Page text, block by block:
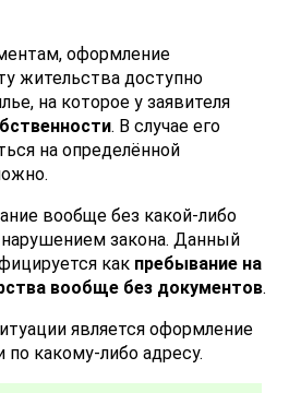
оформление
жительства доступно
на которое у заявителя
. В случае его
на определённой
вообще без какой-либо
нарушением закона. Данный
как пребывание на
вообще без документов.
является оформление
какому-либо адресу.